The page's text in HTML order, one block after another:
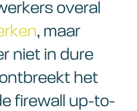
overal
, maar
niet in dure
het
firewall up-to-